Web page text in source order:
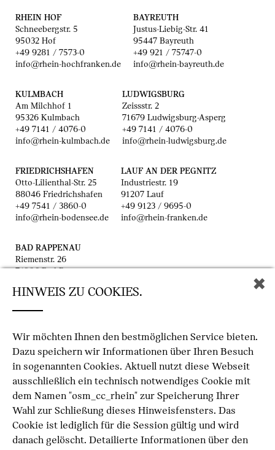
RHEIN HOF
Schneebergstr. 5
95032 Hof
+49 9281 / 7573-0
info@rhein-hochfranken.de
BAYREUTH
Justus-Liebig-Str. 41
95447 Bayreuth
+49 921 / 75747-0
info@rhein-bayreuth.de
KULMBACH
Am Milchhof 1
95326 Kulmbach
+49 7141 / 4076-0
info@rhein-kulmbach.de
LUDWIGSBURG
Zeissstr. 2
71679 Ludwigsburg-Asperg
+49 7141 / 4076-0
info@rhein-ludwigsburg.de
FRIEDRICHSHAFEN
Otto-Lilienthal-Str. 25
88046 Friedrichshafen
+49 7541 / 3860-0
info@rhein-bodensee.de
LAUF AN DER PEGNITZ
Industriestr. 19
91207 Lauf
+49 9123 / 9695-0
info@rhein-franken.de
BAD RAPPENAU
Riemenstr. 26
74906 Bad Rappenau
info.br@heermann-rhein.de
IMPRESSUM
DATENSCHUTZ
HINWEIS ZU COOKIES.
Wir möchten Ihnen den bestmöglichen Service bieten.
Dazu speichern wir Informationen über Ihren Besuch
in sogenannten Cookies. Aktuell nutzt diese Webseit
ausschließlich ein technisch notwendiges Cookie mit
dem Namen "osm_cc_rhein" zur Speicherung Ihrer
Wahl zur Schließung dieses Hinweisfensters. Das
Cookie ist lediglich für die Session gültig und wird
danach gelöscht. Detailierte Informationen über den
✖